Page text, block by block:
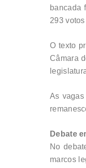
bancada
293
O texto
Câmara
As
Debate
No
marcos